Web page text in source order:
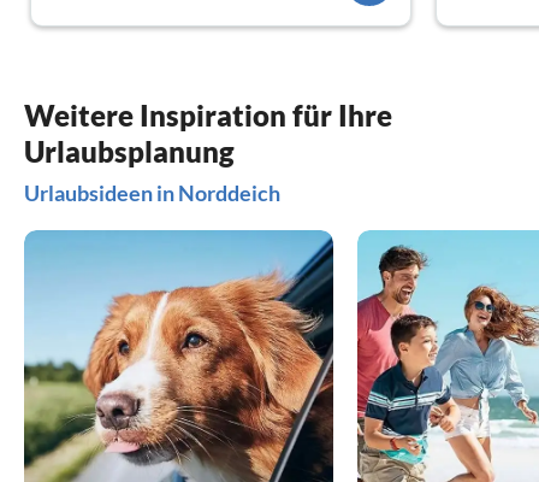
Weitere Inspiration für Ihre
Urlaubsplanung
Urlaubsideen in Norddeich